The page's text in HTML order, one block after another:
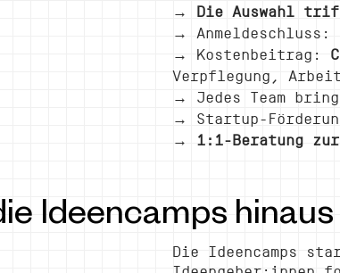
→ Die Auswahl
→ Anmeldeschluss:
→ Kostenbeitrag:
Verpflegung,
→ Jedes Team
→ Startup-
→ 1:1-Beratung
Ideencamps hinaus
Die Ideencamps